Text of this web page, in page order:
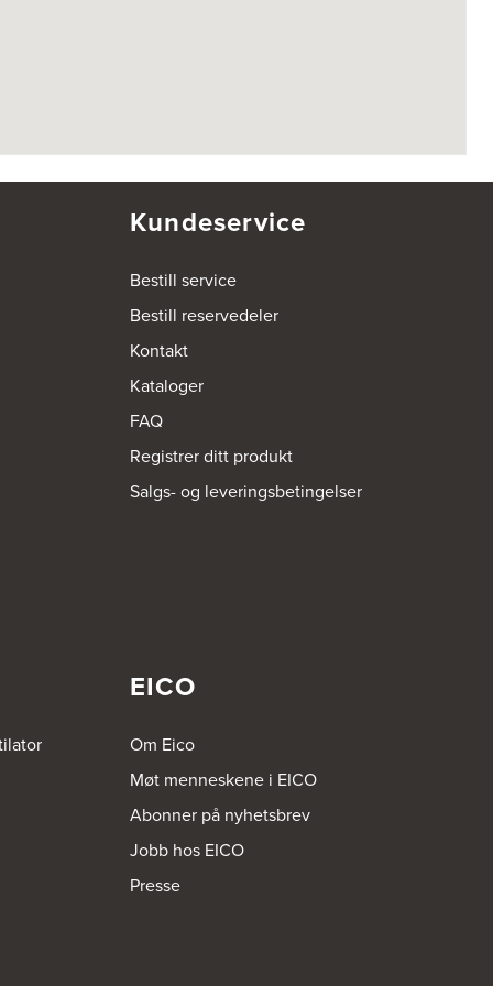
Kundeservice
Bestill service
Bestill reservedeler
Kontakt
Kataloger
FAQ
Registrer ditt produkt
Salgs- og leveringsbetingelser
EICO
Om Eico
Møt menneskene i EICO
Abonner på nyhetsbrev
Jobb hos EICO
Presse